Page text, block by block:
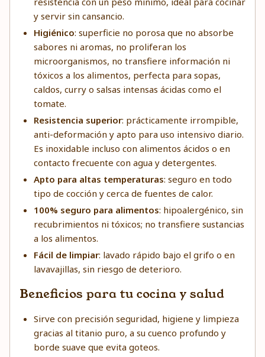
y servir sin cansancio.
Higiénico: superficie no porosa que no absorbe
sabores ni aromas, no proliferan los
microorganismos, no transfiere información ni
tóxicos a los alimentos, perfecta para sopas,
caldos, curry o salsas intensas ácidas como el
tomate.
Resistencia superior: prácticamente irrompible,
anti-deformación y apto para uso intensivo diario.
Es inoxidable incluso con alimentos ácidos o en
contacto frecuente con agua y detergentes.
Apto para altas temperaturas: seguro en todo
tipo de cocción y cerca de fuentes de calor.
100% seguro para alimentos: hipoalergénico, sin
recubrimientos ni tóxicos; no transfiere sustancias
a los alimentos.
Fácil de limpiar: lavado rápido bajo el grifo o en
lavavajillas, sin riesgo de deterioro.
Beneficios para tu cocina y salud
Sirve con precisión seguridad, higiene y limpieza
gracias al titanio puro, a su cuenco profundo y
borde suave que evita goteos.